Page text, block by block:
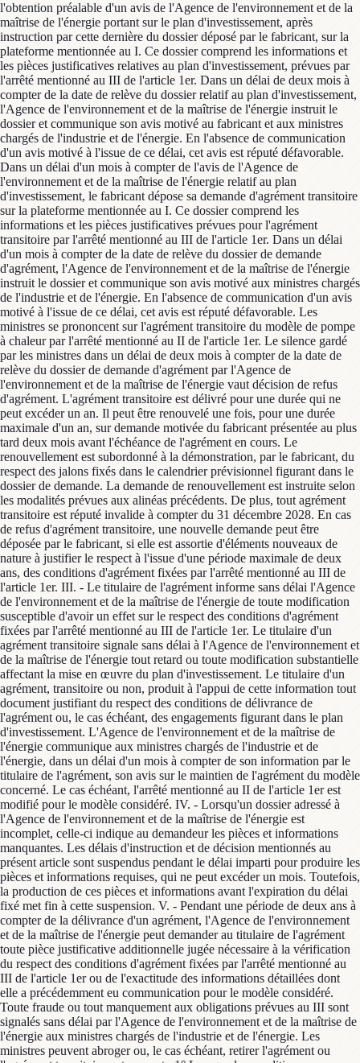
l'obtention préalable d'un avis de l'Agence de l'environnement et de la
maîtrise de l'énergie portant sur le plan d'investissement, après
instruction par cette dernière du dossier déposé par le fabricant, sur la
plateforme mentionnée au I. Ce dossier comprend les informations et
les pièces justificatives relatives au plan d'investissement, prévues par
l'arrêté mentionné au III de l'article 1er. Dans un délai de deux mois à
compter de la date de relève du dossier relatif au plan d'investissement,
l'Agence de l'environnement et de la maîtrise de l'énergie instruit le
dossier et communique son avis motivé au fabricant et aux ministres
chargés de l'industrie et de l'énergie. En l'absence de communication
d'un avis motivé à l'issue de ce délai, cet avis est réputé défavorable.
Dans un délai d'un mois à compter de l'avis de l'Agence de
l'environnement et de la maîtrise de l'énergie relatif au plan
d'investissement, le fabricant dépose sa demande d'agrément transitoire
sur la plateforme mentionnée au I. Ce dossier comprend les
informations et les pièces justificatives prévues pour l'agrément
transitoire par l'arrêté mentionné au III de l'article 1er. Dans un délai
d'un mois à compter de la date de relève du dossier de demande
d'agrément, l'Agence de l'environnement et de la maîtrise de l'énergie
instruit le dossier et communique son avis motivé aux ministres chargés
de l'industrie et de l'énergie. En l'absence de communication d'un avis
motivé à l'issue de ce délai, cet avis est réputé défavorable. Les
ministres se prononcent sur l'agrément transitoire du modèle de pompe
à chaleur par l'arrêté mentionné au II de l'article 1er. Le silence gardé
par les ministres dans un délai de deux mois à compter de la date de
relève du dossier de demande d'agrément par l'Agence de
l'environnement et de la maîtrise de l'énergie vaut décision de refus
d'agrément. L'agrément transitoire est délivré pour une durée qui ne
peut excéder un an. Il peut être renouvelé une fois, pour une durée
maximale d'un an, sur demande motivée du fabricant présentée au plus
tard deux mois avant l'échéance de l'agrément en cours. Le
renouvellement est subordonné à la démonstration, par le fabricant, du
respect des jalons fixés dans le calendrier prévisionnel figurant dans le
dossier de demande. La demande de renouvellement est instruite selon
les modalités prévues aux alinéas précédents. De plus, tout agrément
transitoire est réputé invalide à compter du 31 décembre 2028. En cas
de refus d'agrément transitoire, une nouvelle demande peut être
déposée par le fabricant, si elle est assortie d'éléments nouveaux de
nature à justifier le respect à l'issue d'une période maximale de deux
ans, des conditions d'agrément fixées par l'arrêté mentionné au III de
l'article 1er. III. - Le titulaire de l'agrément informe sans délai l'Agence
de l'environnement et de la maîtrise de l'énergie de toute modification
susceptible d'avoir un effet sur le respect des conditions d'agrément
fixées par l'arrêté mentionné au III de l'article 1er. Le titulaire d'un
agrément transitoire signale sans délai à l'Agence de l'environnement et
de la maîtrise de l'énergie tout retard ou toute modification substantielle
affectant la mise en œuvre du plan d'investissement. Le titulaire d'un
agrément, transitoire ou non, produit à l'appui de cette information tout
document justifiant du respect des conditions de délivrance de
l'agrément ou, le cas échéant, des engagements figurant dans le plan
d'investissement. L'Agence de l'environnement et de la maîtrise de
l'énergie communique aux ministres chargés de l'industrie et de
l'énergie, dans un délai d'un mois à compter de son information par le
titulaire de l'agrément, son avis sur le maintien de l'agrément du modèle
concerné. Le cas échéant, l'arrêté mentionné au II de l'article 1er est
modifié pour le modèle considéré. IV. - Lorsqu'un dossier adressé à
l'Agence de l'environnement et de la maîtrise de l'énergie est
incomplet, celle-ci indique au demandeur les pièces et informations
manquantes. Les délais d'instruction et de décision mentionnés au
présent article sont suspendus pendant le délai imparti pour produire les
pièces et informations requises, qui ne peut excéder un mois. Toutefois,
la production de ces pièces et informations avant l'expiration du délai
fixé met fin à cette suspension. V. - Pendant une période de deux ans à
compter de la délivrance d'un agrément, l'Agence de l'environnement
et de la maîtrise de l'énergie peut demander au titulaire de l'agrément
toute pièce justificative additionnelle jugée nécessaire à la vérification
du respect des conditions d'agrément fixées par l'arrêté mentionné au
III de l'article 1er ou de l'exactitude des informations détaillées dont
elle a précédemment eu communication pour le modèle considéré.
Toute fraude ou tout manquement aux obligations prévues au III sont
signalés sans délai par l'Agence de l'environnement et de la maîtrise de
l'énergie aux ministres chargés de l'industrie et de l'énergie. Les
ministres peuvent abroger ou, le cas échéant, retirer l'agrément ou